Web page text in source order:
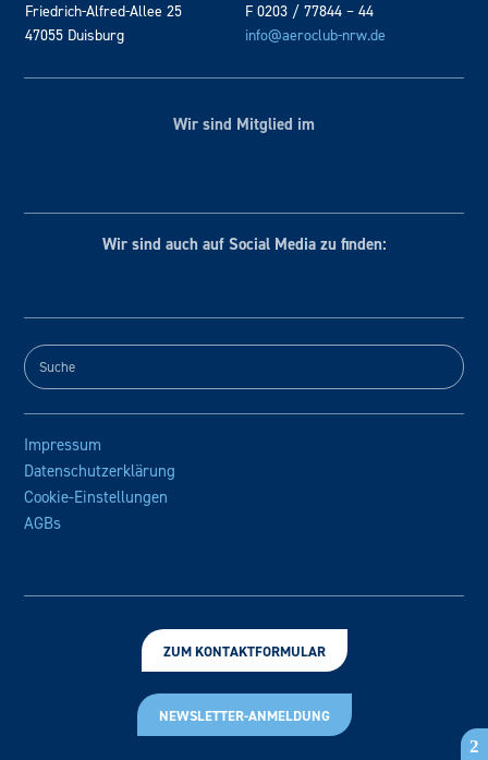
Friedrich-Alfred-Allee 25
47055 Duisburg
F 0203 / 77844 – 44
info@aeroclub-nrw.de
Wir sind Mitglied im
Wir sind auch auf Social Media zu finden:
Impressum
Datenschutzerklärung
Cookie-Einstellungen
AGBs
ZUM KONTAKTFORMULAR
NEWSLETTER-ANMELDUNG